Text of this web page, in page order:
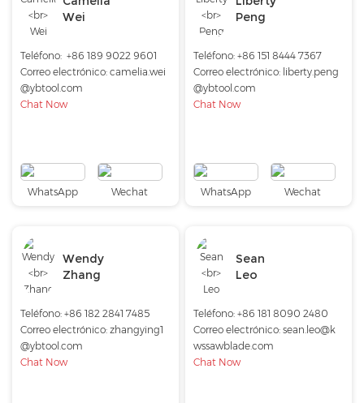
Wei
Teléfono: +86 189 9022 9601
Correo electrónico: camelia.wei
@ybtool.com
Chat Now
WhatsApp Wechat
Peng
Teléfono: +86 151 8444 7367
Correo electrónico: liberty.peng
@ybtool.com
Chat Now
WhatsApp Wechat
Wendy
Zhang
Teléfono: +86 182 2841 7485
Correo electrónico: zhangying1
@ybtool.com
Chat Now
Sean
Leo
Teléfono: +86 181 8090 2480
Correo electrónico: sean.leo@k
wssawblade.com
Chat Now